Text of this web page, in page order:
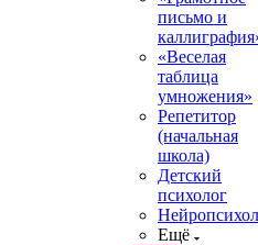
письмо и
«Веселая
таблица
умножения»
Репетитор
(начальная
школа)
Детский
психолог
Ещё